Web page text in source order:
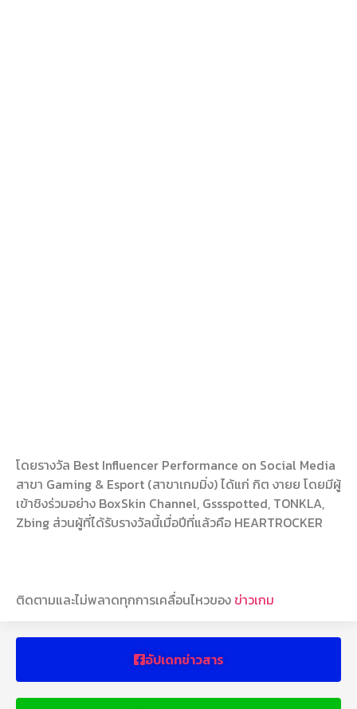
โดยรางวัล Best Influencer Performance on Social Media
สาขา Gaming & Esport (สาขาเกมมิ่ง) ได้แก่ กิต งายย โดยมีผู้
เข้าชิงร่วมอย่าง BoxSkin Channel, Gssspotted, TONKLA,
Zbing ส่วนผู้ที่ได้รับรางวัลนี้เมื่อปีที่แล้วคือ HEARTROCKER
ติดตามและไม่พลาดทุกการเคลื่อนไหวของ ข่าวเกม
อัปเดทข่าวสาร